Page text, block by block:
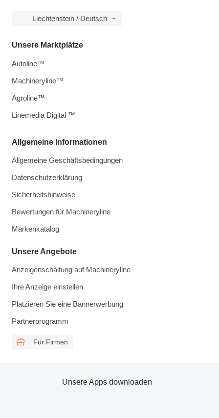
Liechtenstein / Deutsch
Allgemeine Informationen
Allgemeine Geschäftsbedingungen
Datenschutzerklärung
Sicherheitshinweise
Bewertungen für Machineryline
Markenkatalog
Unsere Angebote
Anzeigenschaltung auf Machineryline
Ihre Anzeige einstellen
Platzieren Sie eine Bannerwerbung
Partnerprogramm
Für Firmen
Unsere Marktplätze
Autoline™
Machineryline™
Agroline™
Linemedia Digital ™
Unsere Apps downloaden